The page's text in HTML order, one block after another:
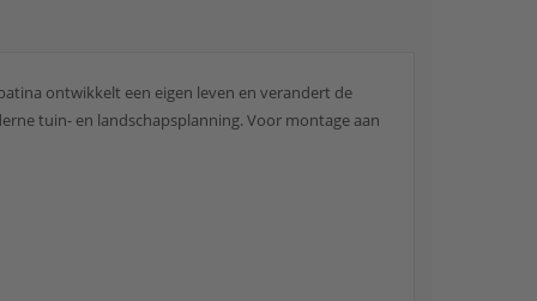
ontwikkelt een eigen leven en verandert de
tuin- en landschapsplanning. Voor montage aan